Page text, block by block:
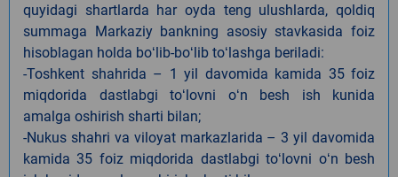
quyidagi shartlarda har oyda teng ulushlarda, qoldiq
summaga Markaziy bankning asosiy stavkasida foiz
hisoblagan holda boʻlib-boʻlib toʻlashga beriladi:
-Toshkent shahrida – 1 yil davomida kamida 35 foiz
miqdorida dastlabgi toʻlovni oʻn besh ish kunida
amalga oshirish sharti bilan;
-Nukus shahri va viloyat markazlarida – 3 yil davomida
kamida 35 foiz miqdorida dastlabgi toʻlovni oʻn besh